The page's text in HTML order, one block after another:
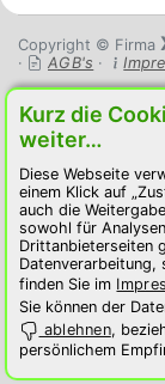
Copyright © Firma
·
AGB's ·
Kurz die
weiter…
Diese Webseite
einem Klick auf
auch die
sowohl für
Drittanbieterseiten
Datenverarbeitung,
finden Sie im
Sie können der
ablehnen,
persönlichem